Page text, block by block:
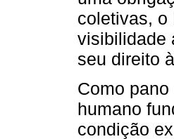
coletivas, o
visibilidade
seu direito
Como
humano
condição